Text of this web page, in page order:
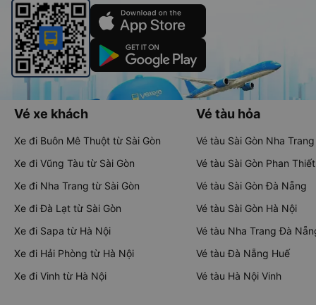
Vé xe khách
Xe đi Buôn Mê Thuột từ Sài Gòn
Xe đi Vũng Tàu từ Sài Gòn
Xe đi Nha Trang từ Sài Gòn
Xe đi Đà Lạt từ Sài Gòn
Xe đi Sapa từ Hà Nội
Xe đi Hải Phòng từ Hà Nội
Xe đi Vinh từ Hà Nội
Vé tàu hỏa
Vé tàu Sài Gòn Nha Trang
Vé tàu Sài Gòn Phan Thiết
Vé tàu Sài Gòn Đà Nẵng
Vé tàu Sài Gòn Hà Nội
Vé tàu Nha Trang Đà
Vé tàu Đà Nẵng Huế
Vé tàu Hà Nội Vinh